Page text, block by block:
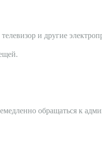
и другие
обращаться к